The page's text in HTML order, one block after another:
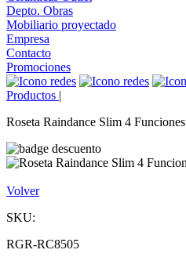
Depto. Obras
Mobiliario proyectado
Empresa
Contacto
Promociones
Productos |
Roseta Raindance Slim 4 Funciones
Volver
SKU:
RGR-RC8505